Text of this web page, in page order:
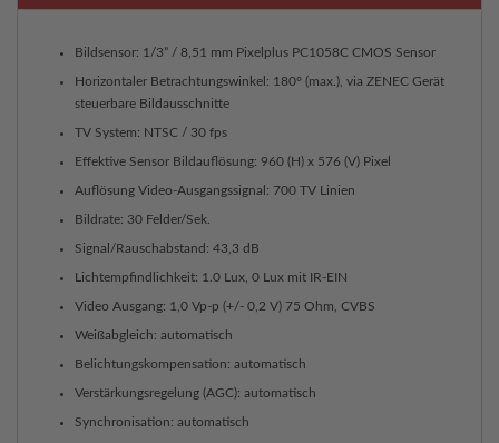
Bildsensor: 1/3” / 8,51 mm Pixelplus PC1058C CMOS Sensor
Horizontaler Betrachtungswinkel: 180° (max.), via ZENEC Gerät
steuerbare Bildausschnitte
TV System: NTSC / 30 fps
Effektive Sensor Bildauflösung: 960 (H) x 576 (V) Pixel
Auflösung Video-Ausgangssignal: 700 TV Linien
Bildrate: 30 Felder/Sek.
Signal/Rauschabstand: 43,3 dB
Lichtempfindlichkeit: 1.0 Lux, 0 Lux mit IR-EIN
Video Ausgang: 1,0 Vp-p (+/- 0,2 V) 75 Ohm, CVBS
Weißabgleich: automatisch
Belichtungskompensation: automatisch
Verstärkungsregelung (AGC): automatisch
Synchronisation: automatisch